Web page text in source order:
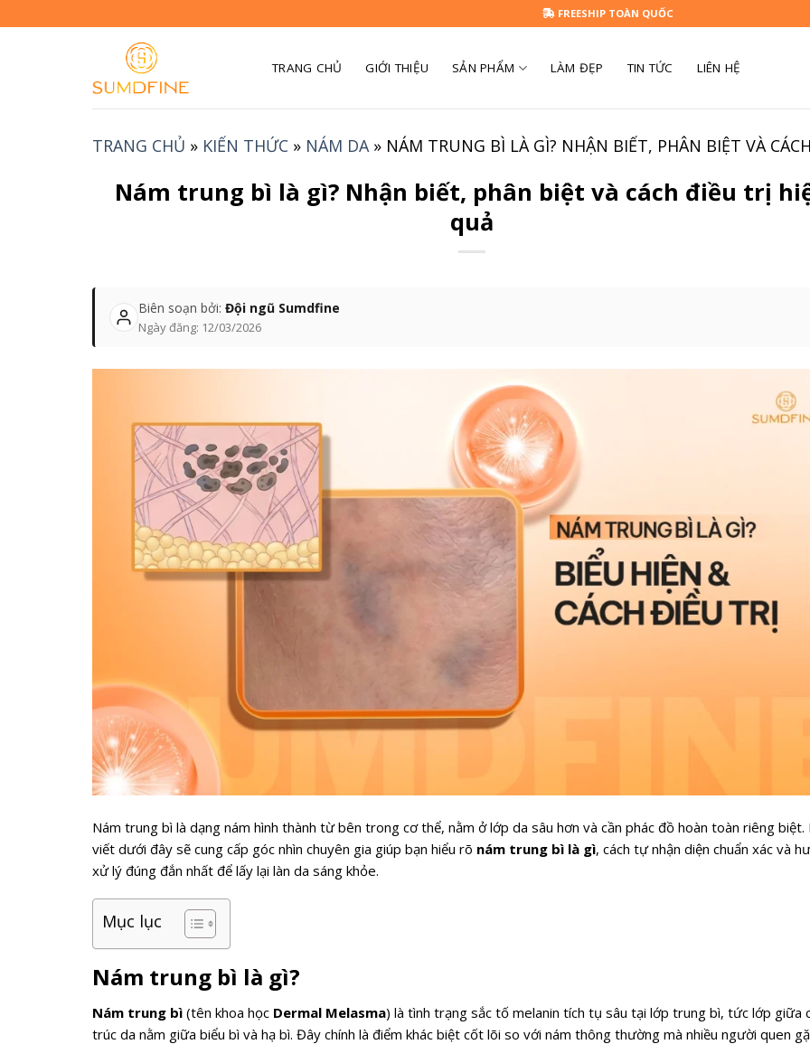
to
FREESHIP TOÀN QUỐC
TRANG CHỦ GIỚI THIỆU SẢN PHẨM LÀM ĐẸP TIN TỨC LIÊN HỆ
TRANG CHỦ » KIẾN THỨC » NÁM DA» NÁM TRUNG BÌ LÀ GÌ? NHẬN BIẾT, PHÂN BIỆT VÀ
Nám trung bì là gì? Nhận biết, phân biệt và cách điều trị
quả
Biên soạn bởi: Đội ngũ Sumdfine
Ngày đăng: 12/03/2026
Nám trung bì là dạng nám hình thành từ bên trong cơ thể, nằm ở lớp da sâu hơn và cần phác đồ hoàn toàn riêng biệt.
viết dưới đây sẽ cung cấp góc nhìn chuyên gia giúp bạn hiểu rõ nám trung bì là gì, cách tự nhận diện chuẩn xác và
xử lý đúng đắn nhất để lấy lại làn da sáng khỏe.
Mục lục
Nám trung bì là gì?
Nám trung bì (tên khoa học Dermal Melasma) là tình trạng sắc tố melanin tích tụ sâu tại lớp trung bì, tức lớp giữa
trúc da nằm giữa biểu bì và hạ bì. Đây chính là điểm khác biệt cốt lõi so với nám thông thường mà nhiều người quen